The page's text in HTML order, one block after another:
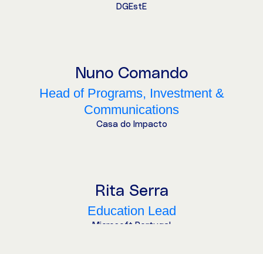
DGEstE
Nuno Comando
Head of Programs, Investment &
Communications
Casa do Impacto
Rita Serra
Education Lead
Microsoft Portugal